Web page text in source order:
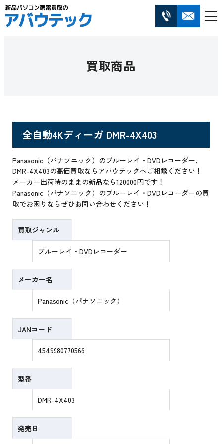
買取商品
全自動4Kディーガ DMR-4X403
Panasonic（パナソニック）のブルーレイ・DVDレコーダー、
DMR-4X403の高価買取ならアバウテックへご相談ください！
メーカー出荷時のままの新品なら120000円です！
Panasonic（パナソニック）のブルーレイ・DVDレコーダーの買
取でお困りならぜひお問い合わせください！
買取ジャンル
ブルーレイ・DVDレコーダー
メーカー名
Panasonic（パナソニック）
JANコード
4549980770566
型番
DMR-4X403
発売日